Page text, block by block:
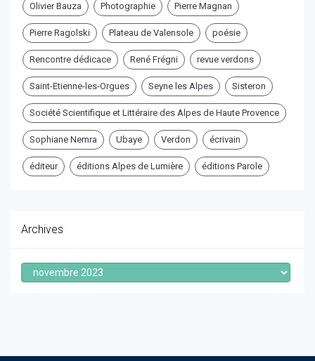
Olivier Bauza Photographie Pierre Magnan
Pierre Ragolski Plateau de Valensole poésie
Rencontre dédicace René Frégni revue verdons
Saint-Etienne-les-Orgues Seyne les Alpes Sisteron
Société Scientifique et Littéraire des Alpes de Haute Provence
Sophiane Nemra Ubaye Verdon écrivain
éditeur éditions Alpes de Lumière éditions Parole
Archives
Archives